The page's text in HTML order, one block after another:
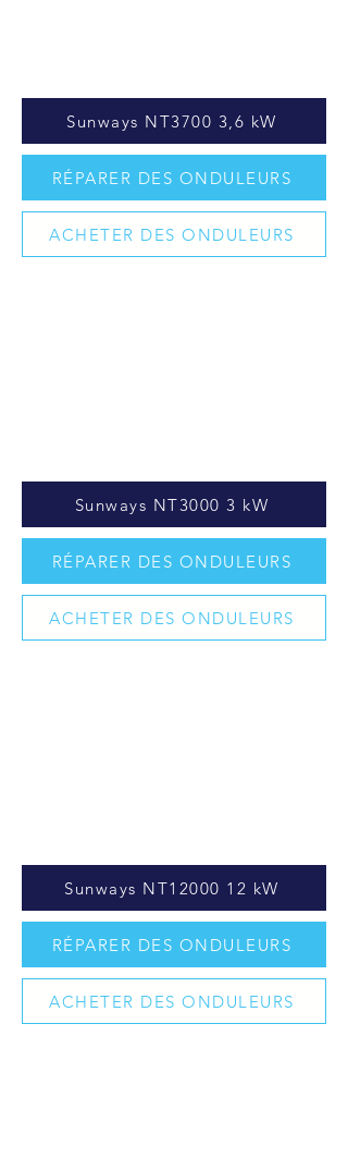
Sunways NT3700 3,6 kW
RÉPARER DES ONDULEURS
ACHETER DES ONDULEURS
Sunways NT3000 3 kW
RÉPARER DES ONDULEURS
ACHETER DES ONDULEURS
Sunways NT12000 12 kW
RÉPARER DES ONDULEURS
ACHETER DES ONDULEURS